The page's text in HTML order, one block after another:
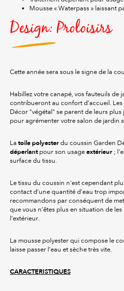
Mousse « Waterpass » laissant
Design: Proloisirs
Cette année sera sous le signe de la
Habillez votre canapé, vos fauteuils de
contribueront au confort d’accueil.
Décor "végétal" se parent de leurs
pour agrémenter votre salon de jardin
La toile polyester du coussin Garden
déperlantpour son usage extérieur ;
surface du tissu.
Le tissu du coussin n'est cependant
contact d’une quantité d’eau trop
recommandons par conséquent de
que vous n’êtes plus en situation de
l’extérieur.
La mousse polyester qui compose le
laisse passer l’eau et sèche très vite.
CARACTERISTIQUES